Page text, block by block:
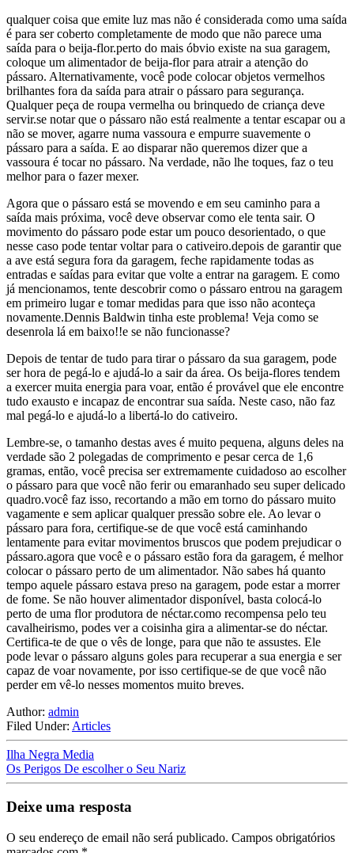
qualquer coisa que emite luz mas não é considerada como uma saída
é para ser coberto completamente de modo que não parece uma
saída para o beija-flor.perto do mais óbvio existe na sua garagem,
coloque um alimentador de beija-flor para atrair a atenção do
pássaro. Alternativamente, você pode colocar objetos vermelhos
brilhantes fora da saída para atrair o pássaro para segurança.
Qualquer peça de roupa vermelha ou brinquedo de criança deve
servir.se notar que o pássaro não está realmente a tentar escapar ou a
não se mover, agarre numa vassoura e empurre suavemente o
pássaro para a saída. E ao disparar não queremos dizer que a
vassoura é tocar no pássaro. Na verdade, não lhe toques, faz o teu
melhor para o fazer mexer.
Agora que o pássaro está se movendo e em seu caminho para a
saída mais próxima, você deve observar como ele tenta sair. O
movimento do pássaro pode estar um pouco desorientado, o que
nesse caso pode tentar voltar para o cativeiro.depois de garantir que
a ave está segura fora da garagem, feche rapidamente todas as
entradas e saídas para evitar que volte a entrar na garagem. E como
já mencionamos, tente descobrir como o pássaro entrou na garagem
em primeiro lugar e tomar medidas para que isso não aconteça
novamente.Dennis Baldwin tinha este problema! Veja como se
desenrola lá em baixo!!e se não funcionasse?
Depois de tentar de tudo para tirar o pássaro da sua garagem, pode
ser hora de pegá-lo e ajudá-lo a sair da área. Os beija-flores tendem
a exercer muita energia para voar, então é provável que ele encontre
tudo exausto e incapaz de encontrar sua saída. Neste caso, não faz
mal pegá-lo e ajudá-lo a libertá-lo do cativeiro.
Lembre-se, o tamanho destas aves é muito pequena, alguns deles na
verdade são 2 polegadas de comprimento e pesar cerca de 1,6
gramas, então, você precisa ser extremamente cuidadoso ao escolher
o pássaro para que você não ferir ou emaranhado seu super delicado
quadro.você faz isso, recortando a mão em torno do pássaro muito
vagamente e sem aplicar qualquer pressão sobre ele. Ao levar o
pássaro para fora, certifique-se de que você está caminhando
lentamente para evitar movimentos bruscos que podem prejudicar o
pássaro.agora que você e o pássaro estão fora da garagem, é melhor
colocar o pássaro perto de um alimentador. Não sabes há quanto
tempo aquele pássaro estava preso na garagem, pode estar a morrer
de fome. Se não houver alimentador disponível, basta colocá-lo
perto de uma flor produtora de néctar.como recompensa pelo teu
cavalheirismo, podes ver a coisinha gira a alimentar-se do néctar.
Certifica-te de que o vês de longe, para que não te assustes. Ele
pode levar o pássaro alguns goles para recuperar a sua energia e ser
capaz de voar novamente, por isso certifique-se de que você não
perder em vê-lo nesses momentos muito breves.
Author: admin
Filed Under: Articles
Ilha Negra Media
Os Perigos De escolher o Seu Nariz
Deixe uma resposta
O seu endereço de email não será publicado. Campos obrigatórios